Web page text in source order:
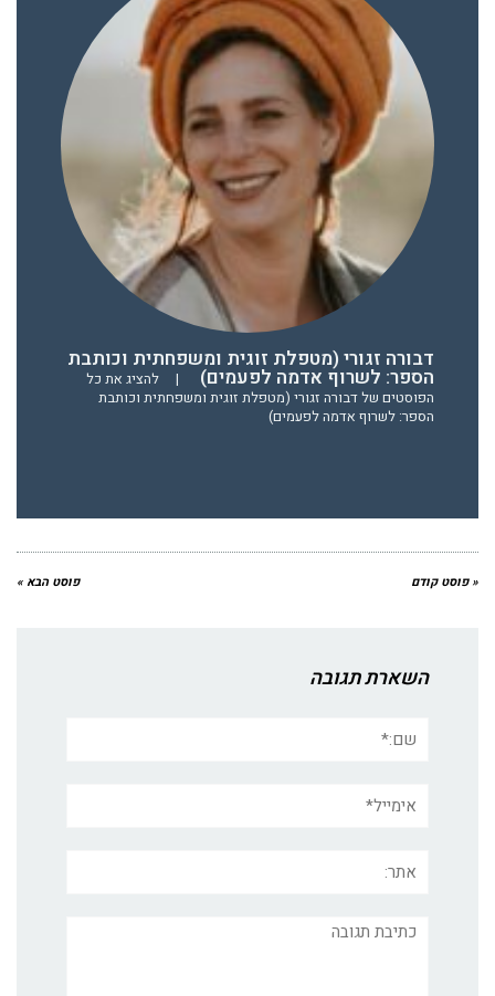
דבורה זגורי (מטפלת זוגית ומשפחתית וכותבת
הספר: לשרוף אדמה לפעמים) |
להציג את כל
הפוסטים של דבורה זגורי (מטפלת זוגית ומשפחתית וכותבת
הספר: לשרוף אדמה לפעמים)
« פוסט קודם פוסט הבא »
השארת תגובה
תגובה